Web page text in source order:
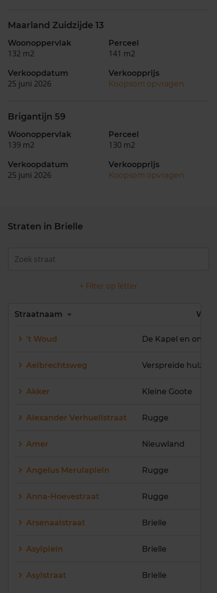
Maarland Zuidzijde 13
Woonoppervlak
132 m2
Perceel
141 m2
Verkoopdatum
25 juni 2026
Verkoopprijs
Koopsom opvragen
Brigantijn 59
Woonoppervlak
139 m2
Perceel
130 m2
Verkoopdatum
25 juni 2026
Verkoopprijs
Koopsom opvragen
Straten in Brielle
+ Filter op letter
Alles
Q
R U
V
Straatnaam Wijk
't Woud De Kapel en
Aelbrechtsweg Verspreide huizen
Akker Kleine Goote
Alexander Verhuellstraat Rugge
Amer Nieuwland
Angelus Merulaplein Rugge
Anna-Hoevestraat Rugge
Arsenaalstraat Brielle
Asylplein Brielle
Asylstraat Brielle